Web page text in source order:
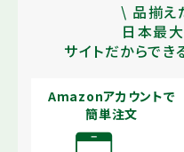
\ 品揃え
日本最
サイトだからでき
Amazonアカウントで
簡単注文